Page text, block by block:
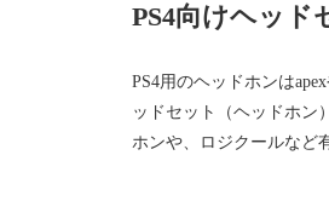
PS4向けヘッ
PS4用のヘッドホンは
ッドセット（ヘッドホン
ホンや、ロジクールなど